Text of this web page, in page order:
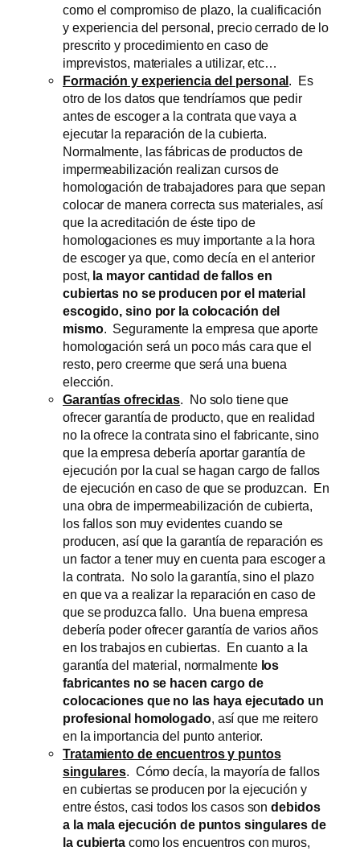
como el compromiso de plazo, la cualificación
y experiencia del personal, precio cerrado de lo
prescrito y procedimiento en caso de
imprevistos, materiales a utilizar, etc…
Formación y experiencia del personal. Es
otro de los datos que tendríamos que pedir
antes de escoger a la contrata que vaya a
ejecutar la reparación de la cubierta.
Normalmente, las fábricas de productos de
impermeabilización realizan cursos de
homologación de trabajadores para que sepan
colocar de manera correcta sus materiales, así
que la acreditación de éste tipo de
homologaciones es muy importante a la hora
de escoger ya que, como decía en el anterior
post, la mayor cantidad de fallos en
cubiertas no se producen por el material
escogido, sino por la colocación del
mismo. Seguramente la empresa que aporte
homologación será un poco más cara que el
resto, pero creerme que será una buena
elección.
Garantías ofrecidas. No solo tiene que
ofrecer garantía de producto, que en realidad
no la ofrece la contrata sino el fabricante, sino
que la empresa debería aportar garantía de
ejecución por la cual se hagan cargo de fallos
de ejecución en caso de que se produzcan. En
una obra de impermeabilización de cubierta,
los fallos son muy evidentes cuando se
producen, así que la garantía de reparación es
un factor a tener muy en cuenta para escoger a
la contrata. No solo la garantía, sino el plazo
en que va a realizar la reparación en caso de
que se produzca fallo. Una buena empresa
debería poder ofrecer garantía de varios años
en los trabajos en cubiertas. En cuanto a la
garantía del material, normalmente los
fabricantes no se hacen cargo de
colocaciones que no las haya ejecutado un
profesional homologado, así que me reitero
en la importancia del punto anterior.
Tratamiento de encuentros y puntos
singulares. Cómo decía, la mayoría de fallos
en cubiertas se producen por la ejecución y
entre éstos, casi todos los casos sondebidos
a la mala ejecución de puntos singulares de
la cubiertacomo los encuentros con muros,